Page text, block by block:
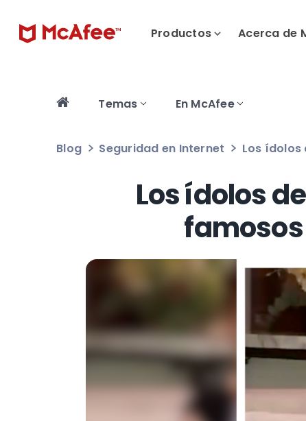
Productos Acerca de
Temas En McAfee
Blog Seguridad en Internet Los ídolos
Los ídolos